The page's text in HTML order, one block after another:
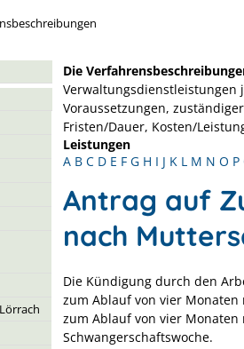
Die
Verwaltungsdienstleistungen
Voraussetzungen,
Fristen/Dauer, Kosten/
Leistungen
A B C D E F G H I J K L M N O P
Antrag auf
nach
Die Kündigung durch den
zum Ablauf von vier
zum Ablauf von vier
Schwangerschaftswoche.